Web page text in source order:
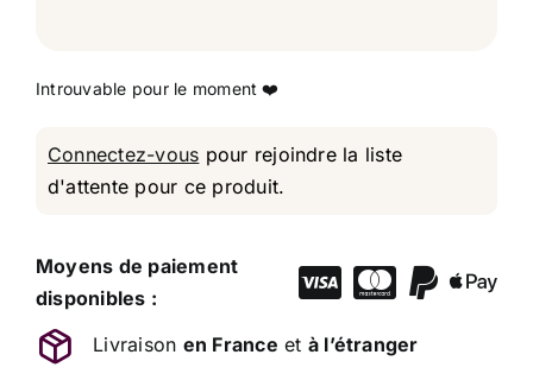
Connectez-vous pour rejoindre la liste
d'attente pour ce produit.
Moyens de paiement
disponibles :
Livraison en France et à l’étranger